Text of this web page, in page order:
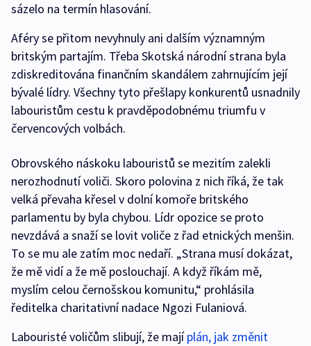
sázelo na termín hlasování.
Aféry se přitom nevyhnuly ani dalším významným
britským partajím. Třeba Skotská národní strana byla
zdiskreditována finančním skandálem zahrnujícím její
bývalé lídry. Všechny tyto přešlapy konkurentů usnadnily
labouristům cestu k pravděpodobnému triumfu v
červencových volbách.
Obrovského náskoku labouristů se mezitím zalekli
nerozhodnutí voliči. Skoro polovina z nich říká, že tak
velká převaha křesel v dolní komoře britského
parlamentu by byla chybou. Lídr opozice se proto
nevzdává a snaží se lovit voliče z řad etnických menšin.
To se mu ale zatím moc nedaří. „Strana musí dokázat,
že mě vidí a že mě poslouchají. A když říkám mě,
myslím celou černošskou komunitu,“ prohlásila
ředitelka charitativní nadace Ngozi Fulaniová.
Labouristé voličům slibují, že majíplán, jak změnit